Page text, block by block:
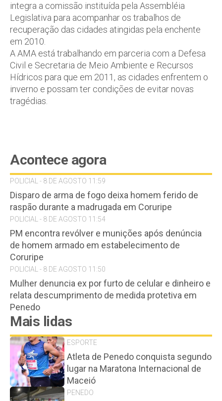
integra a comissão instituída pela Assembléia
Legislativa para acompanhar os trabalhos de
recuperação das cidades atingidas pela enchente
em 2010.
A AMA está trabalhando em parceria com a Defesa
Civil e Secretaria de Meio Ambiente e Recursos
Hídricos para que em 2011, as cidades enfrentem o
inverno e possam ter condições de evitar novas
tragédias.
Acontece agora
POLICIAL - 8 DE AGOSTO 11:59
Disparo de arma de fogo deixa homem ferido de
raspão durante a madrugada em Coruripe
POLICIAL - 8 DE AGOSTO 11:54
PM encontra revólver e munições após denúncia
de homem armado em estabelecimento de
Coruripe
POLICIAL - 8 DE AGOSTO 11:50
Mulher denuncia ex por furto de celular e dinheiro e
relata descumprimento de medida protetiva em
Penedo
Mais lidas
ESPORTE
Atleta de Penedo conquista segundo
lugar na Maratona Internacional de
Maceió
PENEDO